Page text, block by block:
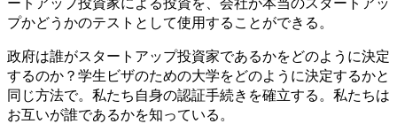
プかどうかのテストとして使用することができる。
政府は誰がスタートアップ投資家であるかをどのように決定
するのか？学生ビザのための大学をどのように決定するかと
同じ方法で。私たち自身の認証手続きを確立する。私たちは
お互いが誰であるかを知っている。